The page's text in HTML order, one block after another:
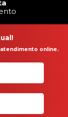
online.